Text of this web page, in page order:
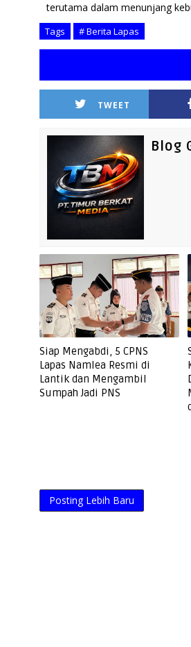
terutama dalam menunjang
Tags # Berita Lapas
TWEET
Blog
Siap Mengabdi, 5 CPNS
Lapas Namlea Resmi di
Lantik dan Mengambil
Sumpah Jadi PNS
Posting Lebih Baru